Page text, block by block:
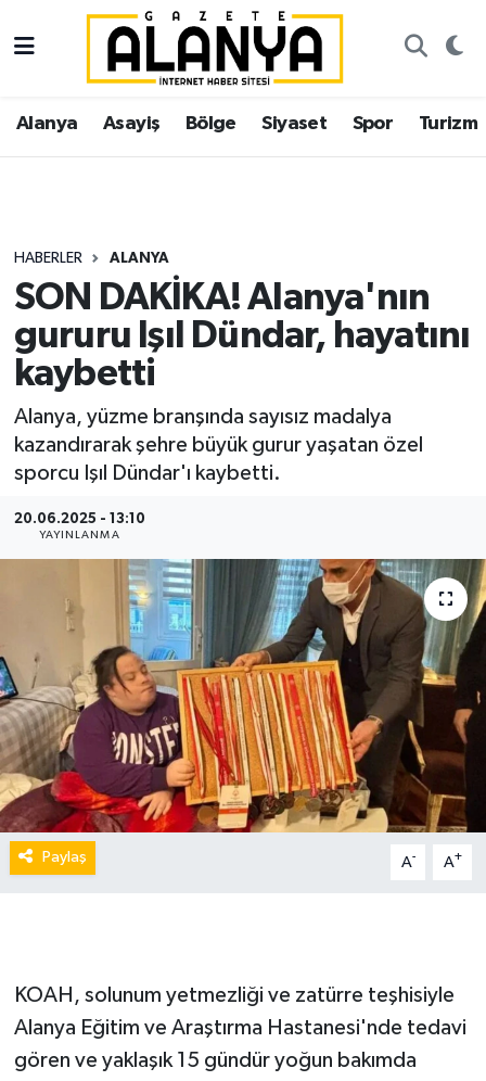
Alanya Asayiş Bölge Siyaset Spor Turizm
HABERLER ALANYA
SON DAKİKA! Alanya'nın
gururu Işıl Dündar, hayatını
kaybetti
Alanya, yüzme branşında sayısız madalya
kazandırarak şehre büyük gurur yaşatan özel
sporcu Işıl Dündar'ı kaybetti.
20.06.2025 - 13:10
YAYINLANMA
Paylaş A- A+
KOAH, solunum yetmezliği ve zatürre teşhisiyle
Alanya Eğitim ve Araştırma Hastanesi'nde tedavi
gören ve yaklaşık 15 gündür yoğun bakımda
Alanya
Asayiş
Siyaset
Spor
Turizm
Ekonomi
Gazipaşa
İstanbul Nöbetçi Eczaneler
İstanbul Hava Durumu
Süper Lig Puan Durumu ve Fikstür
Tüm Manşetler
Son Dakika Haberleri
Haber Arşivi